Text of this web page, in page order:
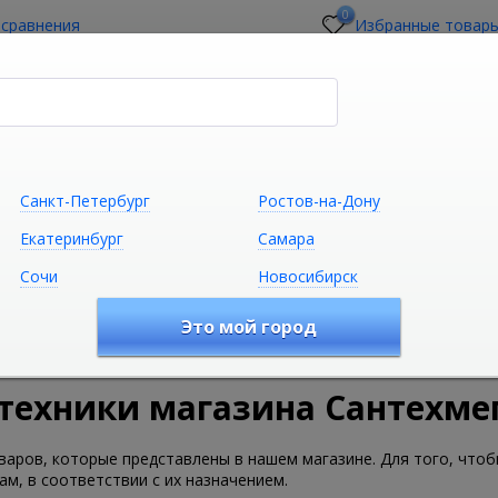
0 Избранные
Сантехника Климатическая
магазина
которые представлены в нашем магазине. Для того,
в соответствии с их назначением.
Санкт-Петербург
Ростов-на-Дону
Екатеринбург
Самара
Сочи Новосибирск
Это мой город